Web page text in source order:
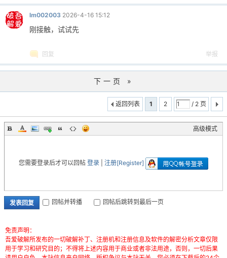
lm002003 2026-4-16 15:12
刚接触，试试先
回复 举报
下一页 »
1 2 / 2 页
返回列表
高级模式
您需要登录后才可以回帖 登录 注册[Register]
发表回复 回帖并转播 回帖后跳转到最后一页
免责声明：
吾爱破解所发布的一切破解补丁、注册机和注册信息及软件的解密分析文章仅限
用于学习和研究目的；不得将上述内容用于商业或者非法用途，否则，一切后果